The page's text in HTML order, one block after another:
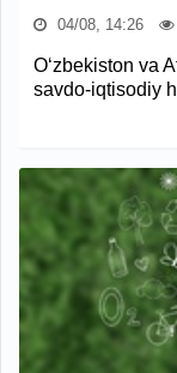
04/08, 14:26
O‘zbekiston va
savdo-iqtisodiy